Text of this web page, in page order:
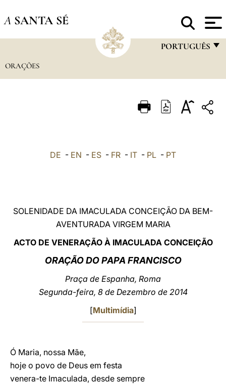
A SANTA SÉ
PORTUGUÊS
ITALIANO
العربيّة
中文
LATINE
ORAÇÕES
DE - EN - ES - FR - IT - PL - PT
SOLENIDADE DA IMACULADA CONCEIÇÃO DA BEM-
AVENTURADA VIRGEM MARIA
ACTO DE VENERAÇÃO À IMACULADA CONCEIÇÃO
ORAÇÃO DO PAPA FRANCISCO
Praça de Espanha, Roma
Segunda-feira, 8 de Dezembro de 2014
[Multimídia]
Ó Maria, nossa Mãe,
hoje o povo de Deus em festa
venera-te Imaculada, desde sempre